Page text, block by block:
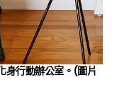
身行動辦公室。(圖片